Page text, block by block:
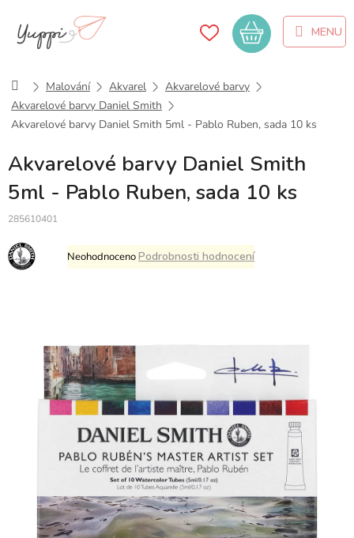
obsah
Nákupní
košík
DomůMalování Akvarel
Akvarelové barvy
Akvarelové barvy Daniel Smith
Akvarelové barvy Daniel Smith 5ml - Pablo Ruben, sada 10 ks
Akvarelové barvy Daniel Smith
5ml - Pablo Ruben, sada 10 ks
285610401
Průměrné
hodnocení
hvězdiček.
NeohodnocenoPodrobnosti hodnocení